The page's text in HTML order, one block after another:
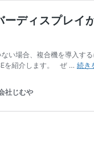
ーディスプレイ
い場合、複合機を導入
を紹介します。 ぜ … 続き
社じむや